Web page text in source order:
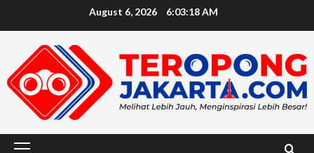
August 6, 2026 6:03:19 AM